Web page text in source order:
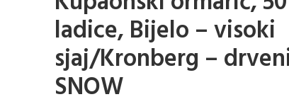
ladice, Bijelo – visoki
sjaj/Kronberg –
SNOW